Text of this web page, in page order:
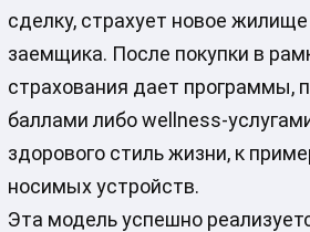
сделку, страхует новое
заемщика. После покупки в
страхования дает программы,
баллами либо wellness-
здорового стиль жизни, к
носимых устройств.
Эта модель успешно